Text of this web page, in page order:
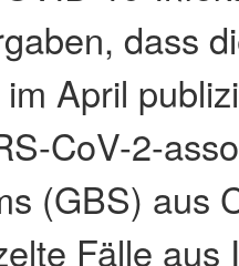
dass
April
CoV-2-
(GBS) aus
Fälle aus